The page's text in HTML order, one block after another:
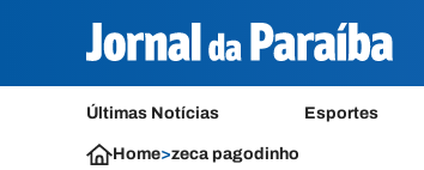
Últimas Notícias Esportes
Home>zeca pagodinho